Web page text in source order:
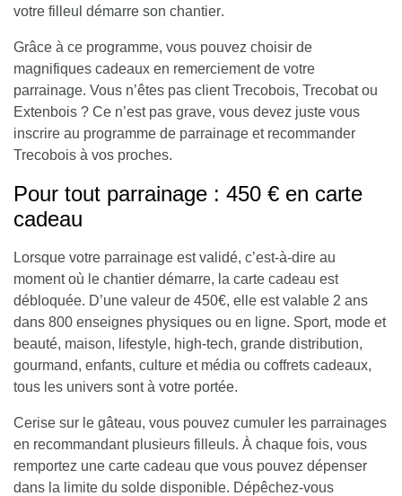
votre filleul démarre son chantier.
Grâce à ce programme, vous pouvez choisir de
magnifiques cadeaux en remerciement de votre
parrainage. Vous n’êtes pas client Trecobois, Trecobat ou
Extenbois ? Ce n’est pas grave, vous devez juste vous
inscrire au programme de parrainage et recommander
Trecobois à vos proches.
Pour tout parrainage : 450 € en carte
cadeau
Lorsque votre parrainage est validé, c’est-à-dire au
moment où le chantier démarre, la carte cadeau est
débloquée. D’une valeur de 450€, elle est valable 2 ans
dans 800 enseignes physiques ou en ligne. Sport, mode et
beauté, maison, lifestyle, high-tech, grande distribution,
gourmand, enfants, culture et média ou coffrets cadeaux,
tous les univers sont à votre portée.
Cerise sur le gâteau, vous pouvez cumuler les parrainages
en recommandant plusieurs filleuls. À chaque fois, vous
remportez une carte cadeau que vous pouvez dépenser
dans la limite du solde disponible. Dépêchez-vous